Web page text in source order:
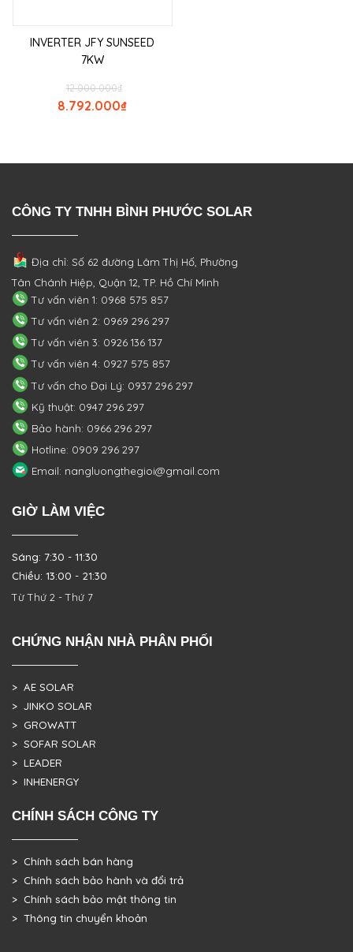
INVERTER JFY SUNSEED
7KW
₫
12.000.000
₫
8.792.000
CÔNG TY TNHH BÌNH PHƯỚC SOLAR
Địa chỉ: Số 62 đường Lâm Thị Hố, Phường
Tân Chánh Hiệp, Quận 12, TP. Hồ Chí Minh
Tư vấn viên 1: 0968 575 857
Tư vấn viên 2: 0969 296 297
Tư vấn viên 3: 0926 136 137
Tư vấn viên 4: 0927 575 857
Tư vấn cho Đại Lý: 0937 296 297
Kỹ thuật: 0947 296 297
Bảo hành: 0966 296 297
Hotline: 0909 296 297
Email: nangluongthegioi@gmail.com
GIỜ LÀM VIỆC
Sáng: 7:30 - 11:30
Chiều: 13:00 - 21:30
Từ Thứ 2 - Thứ 7
CHỨNG NHẬN NHÀ PHÂN PHỐI
> AE SOLAR
> JINKO SOLAR
> GROWATT
> SOFAR SOLAR
> LEADER
> INHENERGY
CHÍNH SÁCH CÔNG TY
> Chính sách bán hàng
> Chính sách bảo hành và đổi trả
> Chính sách bảo mật thông tin
> Thông tin chuyển khoản